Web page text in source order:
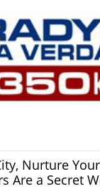
Nurture
Are a Secret